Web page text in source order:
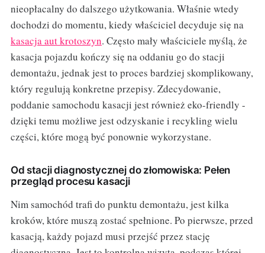
nieopłacalny do dalszego użytkowania. Właśnie wtedy
dochodzi do momentu, kiedy właściciel decyduje się na
kasacja aut krotoszyn. Często mały właściciele myślą, że
kasacja pojazdu kończy się na oddaniu go do stacji
demontażu, jednak jest to proces bardziej skomplikowany,
który regulują konkretne przepisy. Zdecydowanie,
poddanie samochodu kasacji jest również eko-friendly -
dzięki temu możliwe jest odzyskanie i recykling wielu
części, które mogą być ponownie wykorzystane.
Od stacji diagnostycznej do złomowiska: Pełen
przegląd procesu kasacji
Nim samochód trafi do punktu demontażu, jest kilka
kroków, które muszą zostać spełnione. Po pierwsze, przed
kasacją, każdy pojazd musi przejść przez stację